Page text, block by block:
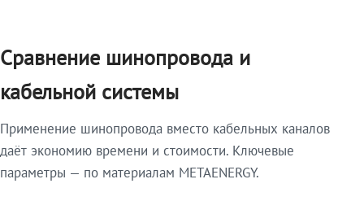
Сравнение шинопровода и
кабельной системы
Применение шинопровода вместо кабельных каналов
даёт экономию времени и стоимости. Ключевые
параметры — по материалам METAENERGY.